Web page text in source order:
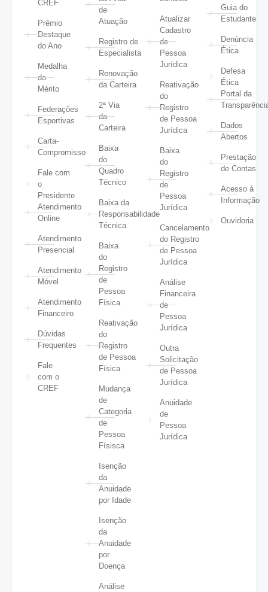
CREF
Prêmio
Destaque
do Ano
Medalha
do
Mérito
Federações
Esportivas
Carta-
Compromisso
Fale com
o
Presidente
Atendimento
Online
Atendimento
Presencial
Atendimento
Móvel
Atendimento
Financeiro
Dúvidas
Frequentes
Fale
com o
CREF
de
Atuação
Registro de
Especialista
Renovação
da Carteira
2ª Via
da
Carteira
Baixa
do
Quadro
Técnico
Baixa da
Responsabilidade
Técnica
Baixa
do
Registro
de
Pessoa
Física
Reativação
do
Registro
de Pessoa
Física
Mudança
de
Categoria
de
Pessoa
Físisca
Isenção
da
Anuidade
por Idade
Isenção
da
Anuidade
por
Doença
Análise
Atualizar
Cadastro
de
Pessoa
Jurídica
Reativação
do
Registro
de Pessoa
Jurídica
Baixa
do
Registro
de
Pessoa
Jurídica
Cancelamento
do Registro
de Pessoa
Jurídica
Análise
Financeira
de
Pessoa
Jurídica
Outra
Solicitação
de Pessoa
Jurídica
Anuidade
de
Pessoa
Jurídica
Guia do
Estudante
Denúncia
Ética
Defesa
Ética
Portal da
Dados
Abertos
Prestação
de Contas
Acesso à
Informação
Ouvidoria